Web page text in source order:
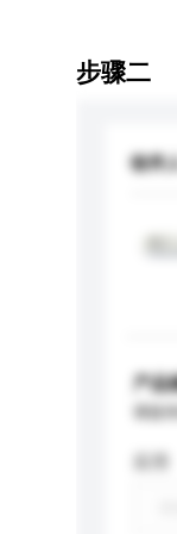
步骤二
收件
产品